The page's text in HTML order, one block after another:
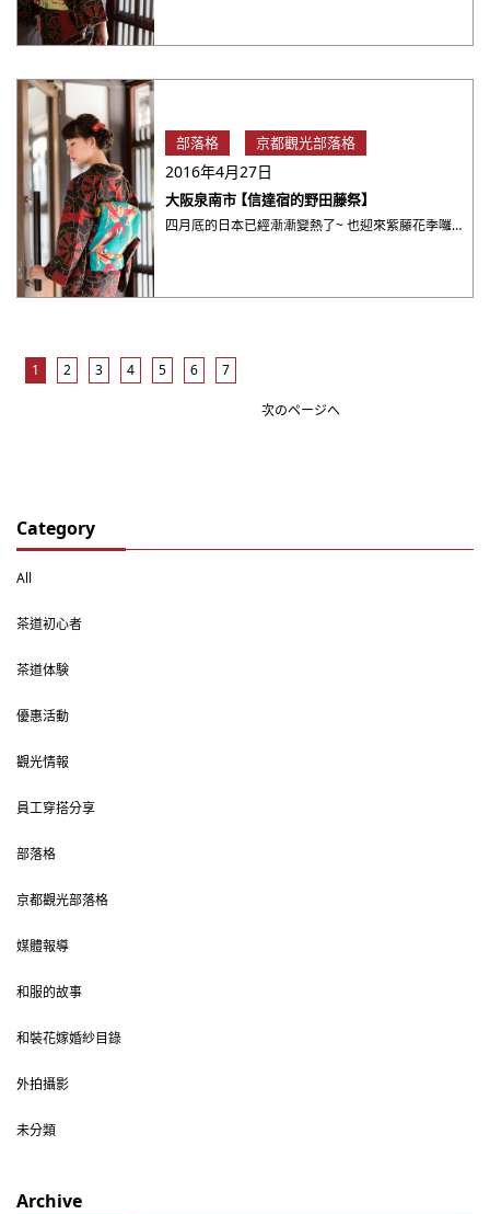
Category
All
茶道初心者
茶道体験
優惠活動
觀光情報
員工穿搭分享
部落格
京都觀光部落格
媒體報導
和服的故事
和裝花嫁婚紗目錄
外拍攝影
未分類
Archive
部落格 京都觀光部落格
2016年4月27日
大阪泉南市 【信達宿的野田藤祭】
四月底的日本已經漸漸變熱了~ 也迎來紫藤花季囉~~ 位於大阪泉南市的[信達宿的野田藤祭]在這個禮拜也熱熱鬧鬧登 ・・・
1 2 3 4 5 6 7
次のページへ